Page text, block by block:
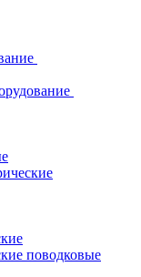
поводковые